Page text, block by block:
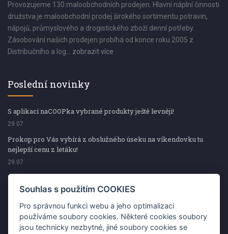
Provozujeme 130 maloobchodních prodejen. Hlavní náplní činnosti
družstva je maloobchodní prodej širokého sortimentu potravin,
nápojů, průmyslového a drogistického zboží denní potřeby.
Zásobování našich prodejen probíhá od konce roku 2005 z
Distribučního a log... zobrazit více
Poslední novinky
S aplikací naCOOPka vybrané produkty ještě levněji!
29.07
Prokop pro Vás vybírá z obslužného úseku na víkendovku tu
nejlepší cenu z letáku!
29.07
Prokop pro Vás vybírá z obslužného úseku na víkendovku tu
nejlepší cenu z letáku!
Kup špekáčky od Váhaly a vyhraj s naCOOPkou sekerku Fiskars
29.07
Souhlas s použitím COOKIES
Pro správnou funkci webu a jeho optimalizaci
používáme soubory cookies. Některé cookies soubory
jsou technicky nezbytné, jiné soubory cookies se